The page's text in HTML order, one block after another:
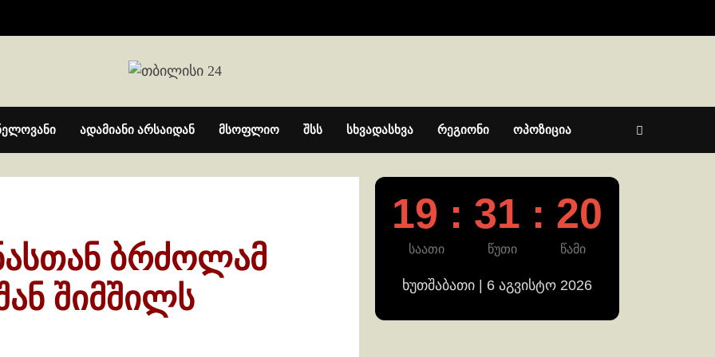
ადამიანი არსაიდან მსოფლიო შსს სხვადასხვა რეგიონი ოპოზიცია
ბრძოლამ
შიმშილს
19 : 31 : 21
საათი წუთი წამი
ხუთშაბათი | 6 აგვისტო 2026